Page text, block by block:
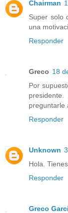
Chairman
Super solo
una
Responder
Greco 18
Por
preguntarle
Responder
Unknown
Hola.
Responder
Greco